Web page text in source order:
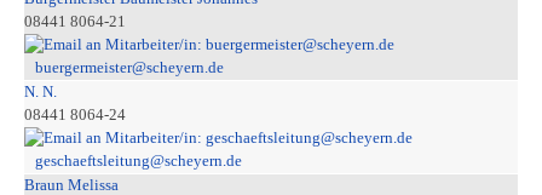
08441 8064-21
buergermeister@scheyern.de
N. N.
08441 8064-24
geschaeftsleitung@scheyern.de
Braun Melissa